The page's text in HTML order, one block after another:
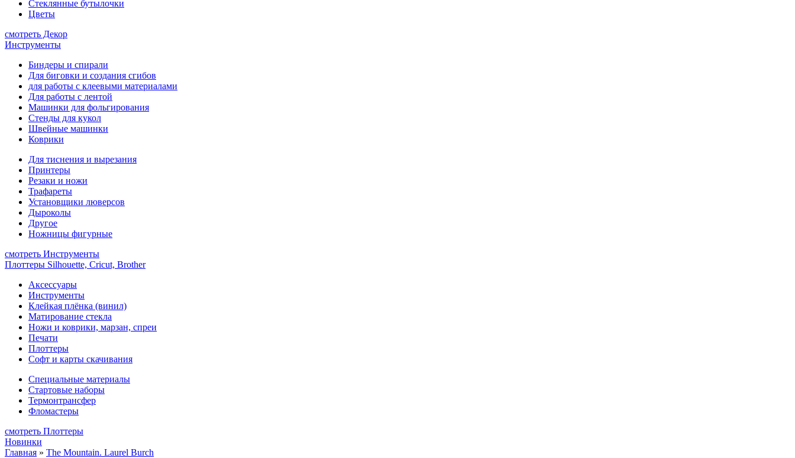
Стеклянные бутылочки
Цветы
смотреть Декор
Инструменты
Биндеры и спирали
Для биговки и создания сгибов
для работы с клеевыми материалами
Для работы с лентой
Машинки для фольгирования
Стенды для кукол
Швейные машинки
Коврики
Для тиснения и вырезания
Принтеры
Резаки и ножи
Трафареты
Установщики люверсов
Дыроколы
Другое
Ножницы фигурные
смотреть Инструменты
Плоттеры Silhouette, Cricut, Brother
Аксессуары
Инструменты
Клейкая плёнка (винил)
Матирование стекла
Ножи и коврики, марзан, спреи
Печати
Плоттеры
Софт и карты скачивания
Специальные материалы
Стартовые наборы
Термонтрансфер
Фломастеры
смотреть Плоттеры
Новинки
Главная » The Mountain. Laurel Burch